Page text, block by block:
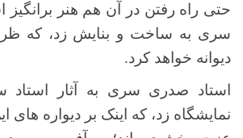
حتی راه رفتن در آن هم هنر
سری به ساخت و بنایش زد، که
دیوانه خواهد کرد.
استاد صدری سری به آثار استاد
نمایشگاه زد، که اینک بر دیواره های